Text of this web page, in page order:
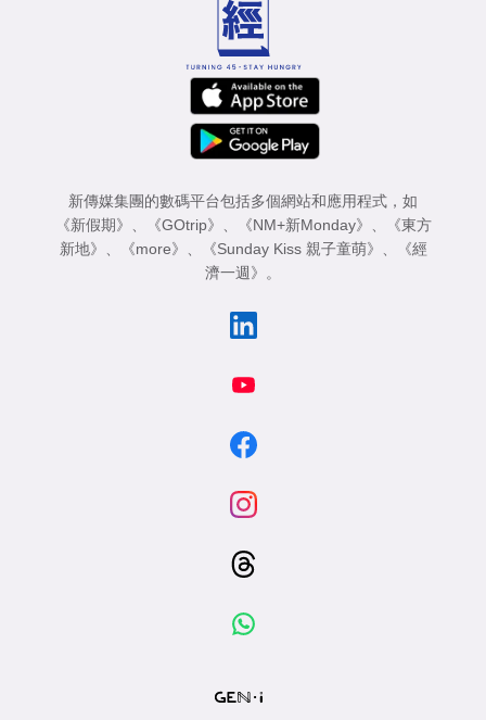
新傳媒集團的數碼平台包括多個網站和應用程式，如
《新假期》
《GOtrip》 《NM+新Monday》
《東方
新地》
《more》 《Sunday Kiss 親子童萌》
《經
濟一週》
。